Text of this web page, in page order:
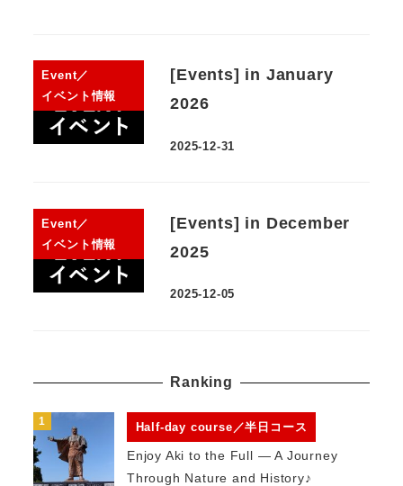
Event／
イベント情報
[Events] in January
2026
2025-12-31
Event／
イベント情報
[Events] in December
2025
2025-12-05
Ranking
Half-day course／半日コース
Enjoy Aki to the Full — A Journey
Through Nature and History♪